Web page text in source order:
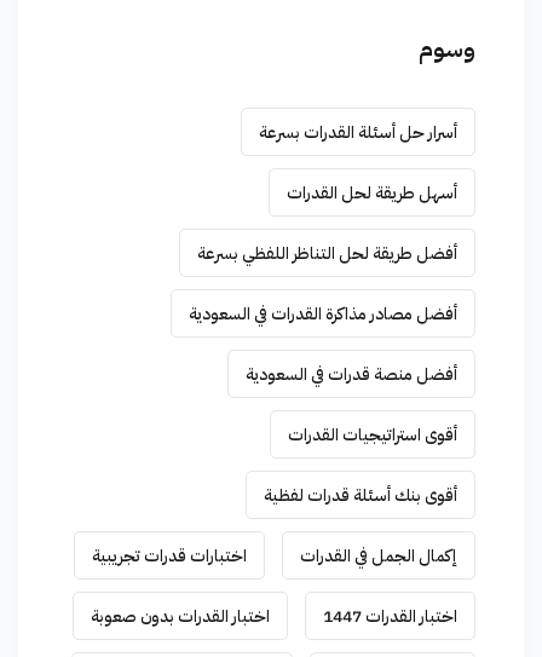
وسوم
أسرار حل أسئلة القدرات بسرعة
أسهل طريقة لحل القدرات
أفضل طريقة لحل التناظر اللفظي بسرعة
أفضل مصادر مذاكرة القدرات في السعودية
أفضل منصة قدرات في السعودية
أقوى استراتيجيات القدرات
أقوى بنك أسئلة قدرات لفظية
إكمال الجمل في القدرات اختبارات قدرات تجريبية
اختبار القدرات 1447 اختبار القدرات بدون صعوبة